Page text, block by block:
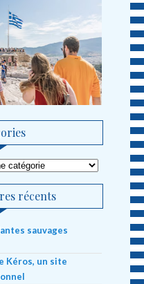
récents
sauvages
Kéros, un site